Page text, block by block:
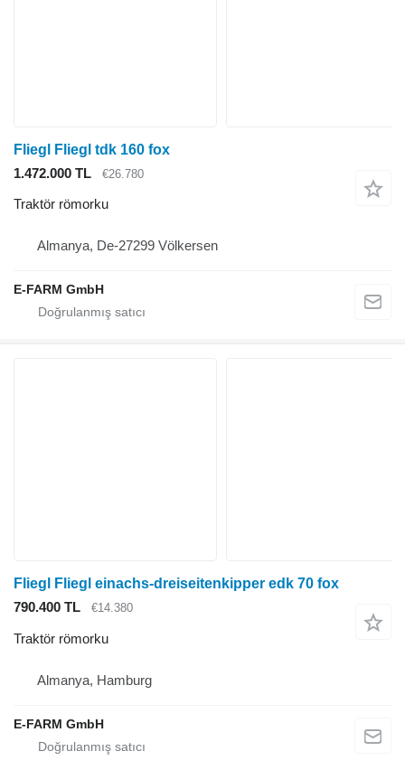
Fliegl Fliegl tdk 160 fox
1.472.000 TL
€26.780
Traktör römorku
Almanya, De-27299 Völkersen
E-FARM GmbH
Fliegl Fliegl einachs-dreiseitenkipper edk 70 fox
790.400 TL
€14.380
Traktör römorku
Almanya, Hamburg
E-FARM GmbH